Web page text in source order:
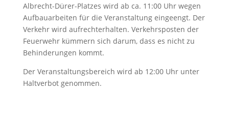
Albrecht-Dürer-Platzes wird ab ca. 11:00 Uhr wegen
Aufbauarbeiten für die Veranstaltung eingeengt. Der
Verkehr wird aufrechterhalten. Verkehrsposten der
Feuerwehr kümmern sich darum, dass es nicht zu
Behinderungen kommt.
Der Veranstaltungsbereich wird ab 12:00 Uhr unter
Haltverbot genommen.